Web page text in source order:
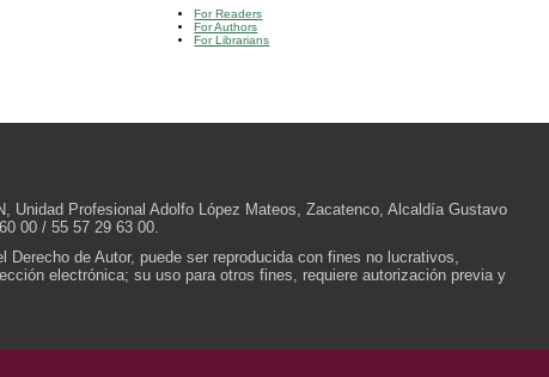
For Readers
For Authors
For Librarians
Unidad Profesional Adolfo López Mateos, Zacatenco, Alcaldía Gustavo
00 / 55 57 29 63 00.
de Autor, puede ser reproducida con fines no lucrativos,
electrónica; su uso para otros fines, requiere autorización previa y